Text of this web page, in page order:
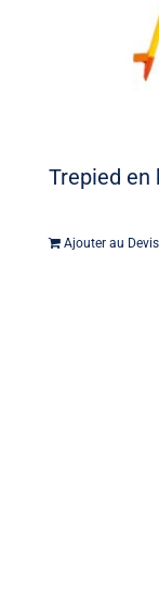
Trepied en
Ajouter au Devis